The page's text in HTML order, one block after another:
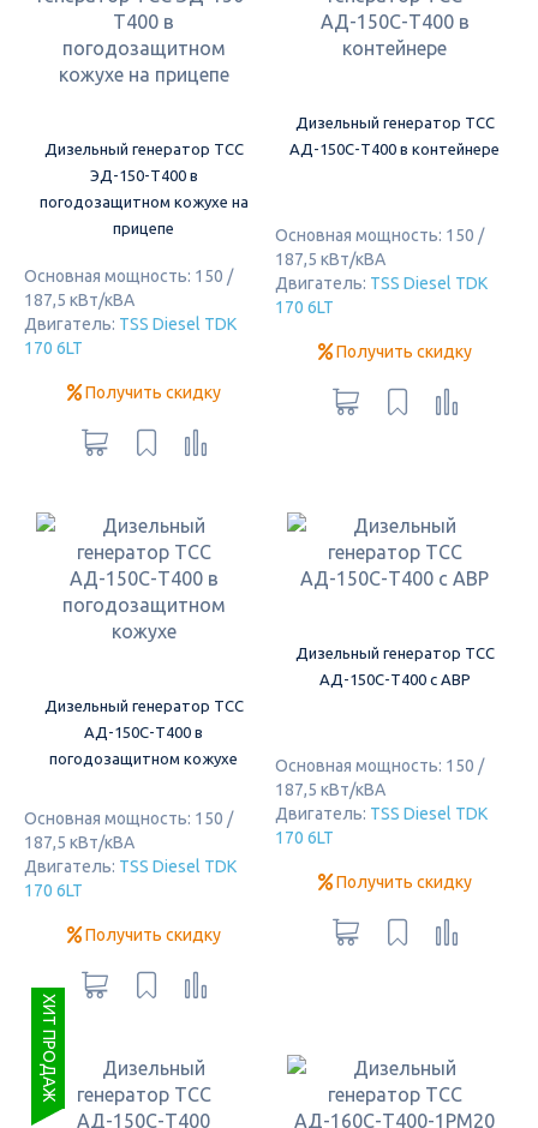
Дизельный генератор ТСС
ЭД-150-Т400 в
погодозащитном кожухе на
прицепе
Основная мощность: 150 /
187,5 кВт/кВА
Двигатель: TSS Diesel TDK
170 6LT
Получить скидку
Дизельный генератор ТСС
АД-150С-Т400 в контейнере
Основная мощность: 150 /
187,5 кВт/кВА
Двигатель: TSS Diesel TDK
170 6LT
Получить скидку
Дизельный генератор ТСС
АД-150С-Т400 в
погодозащитном кожухе
Основная мощность: 150 /
187,5 кВт/кВА
Двигатель: TSS Diesel TDK
170 6LT
Получить скидку
Дизельный генератор ТСС
АД-150С-Т400 с АВР
Основная мощность: 150 /
187,5 кВт/кВА
Двигатель: TSS Diesel TDK
170 6LT
Получить скидку
ХИТ ПРОДАЖ